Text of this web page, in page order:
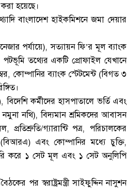
হয়েছে।
বাংলাদেশ হাইকমিশনে জমা দেয়ার
পর্যায়ে), সত্যায়ন ফি’র মূল ব্যাংক
পটভূমি তথ্যের একটি প্রোফাইল যেখানে
কোম্পানির ব্যাংক স্টেটমেন্ট (বিগত ৩
কর্মীদের হাসপাতালে ভর্তি এবং
নথি), বিদ্যমান শ্রমিকদের আবাসন
গ্যারান্টি পত্র, পরিচালকের
(বিআরএ) এবং কোম্পানির মধ্যে চুক্তি,
করে ১ সেট মূল এবং ১ সেট অনুলিপি
পর স্বরাষ্ট্রমন্ত্রী সাইফুদ্দিন নাসুশন